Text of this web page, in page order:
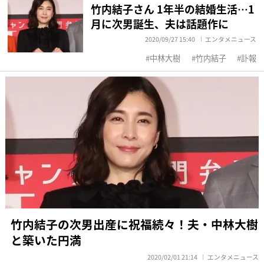
竹内結子さん 1年半の結婚生活…1
月に次男誕生、夫は話題作に
2020/09/27 15:40 エンタメニュース
中林大樹 竹内結子 訃報
竹内結子の次男出産に祝福続々！夫・中林大樹
と築いた円満
2020/02/01 21:14 エンタメニュース